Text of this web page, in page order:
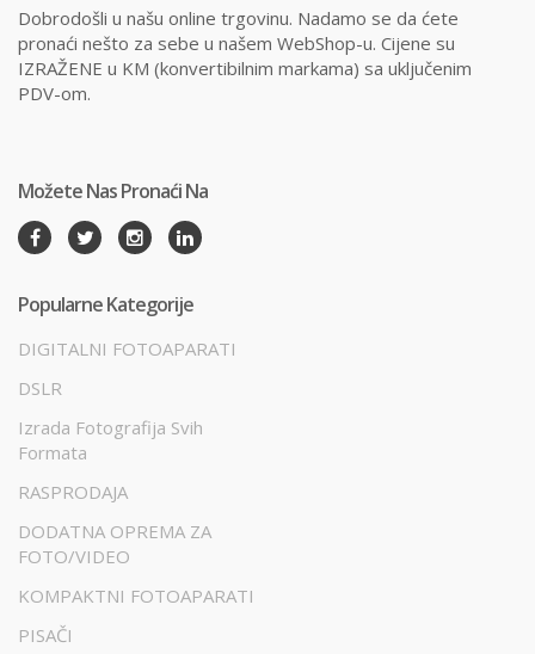
Dobrodošli u našu online trgovinu. Nadamo se da ćete
pronaći nešto za sebe u našem WebShop-u. Cijene su
IZRAŽENE u KM (konvertibilnim markama) sa uključenim
PDV-om.
Možete Nas Pronaći Na
Popularne Kategorije
DIGITALNI FOTOAPARATI
DSLR
Izrada Fotografija Svih
Formata
RASPRODAJA
DODATNA OPREMA ZA
FOTO/VIDEO
KOMPAKTNI FOTOAPARATI
PISAČI